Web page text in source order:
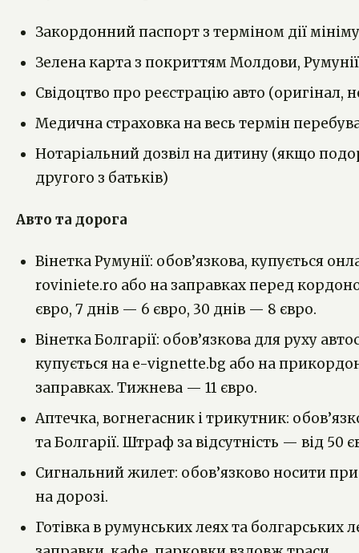
Закордонний паспорт з терміном дії
Зелена карта з покриттям Молдови, Румунії
Свідоцтво про реєстрацію авто (оригінал,
Медична страховка на весь термін
Нотаріальний дозвіл на дитину (якщо
другого з батьків)
Авто та дорога
Вінетка Румунії: обов’язкова, купується
roviniete.ro або на заправках перед
євро, 7 днів — 6 євро, 30 днів — 8 євро.
Вінетка Болгарії: обов’язкова для руху
купується на e-vignette.bg або на
заправках. Тижнева — 11 євро.
Аптечка, вогнегасник і трикутник:
та Болгарії. Штраф за відсутність — від 50
Сигнальний жилет: обов’язково носити при
на дорозі.
Готівка в румунських леях та болгарських